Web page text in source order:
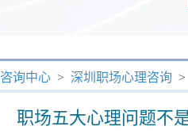
询中心 > 深圳职场心理咨询
职场五大心理问题不